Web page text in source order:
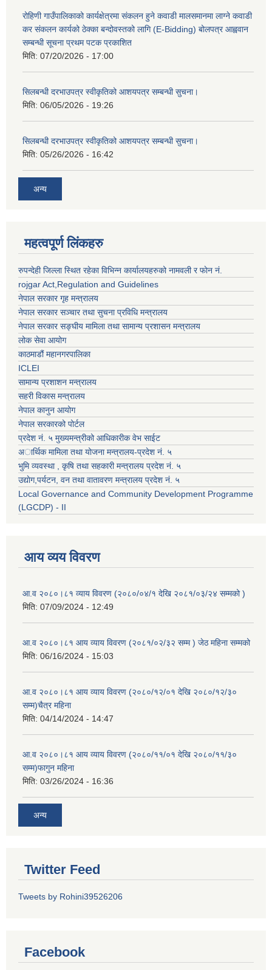
रोहिणी गाउँपालिकाको कार्यक्षेत्रमा संकलन हुने कवाडी मालसमानमा लाग्ने कवाडी
कर संकलन कार्यको ठेक्का बन्दोवस्तको लागि (E-Bidding) बोलपत्र आह्ववान
सम्बन्धी सूचना प्रथम पटक प्रकाशित
मिति: 07/20/2026 - 17:00
सिलबन्धी दरभाउपत्र स्वीकृतिको आशयपत्र सम्बन्धी सुचना।
मिति: 06/05/2026 - 19:26
सिलबन्धी दरभाउपत्र स्वीकृतिको आशयपत्र सम्बन्धी सुचना।
मिति: 05/26/2026 - 16:42
अन्य
महत्वपूर्ण लिंकहरु
रुपन्देही जिल्ला स्थित रहेका विभिन्न कार्यालयहरुको नामवली र फाेन न‌ं.
rojgar Act,Regulation and Guidelines
नेपाल सरकार गृह मन्त्रालय
नेपाल सरकार सञ्चार तथा सुचना प्रविधि मन्त्रालय
नेपाल सरकार सङ्घीय मामिला तथा सामान्य प्रशासन मन्त्रालय
लोक सेवा आयोग
काठमाडौं महानगरपालिका
ICLEI
सामान्य प्रशाशन मन्त्रालय
सहरी विकास मन्त्रालय
नेपाल कानुन आयोग
नेपाल सरकारको पोर्टल
प्रदेश नं. ५ मुख्यमन्त्रीको आधिकारीक वेभ साईट
अार्थिक मामिला तथा योजना मन्त्रालय-प्रदेश नं. ५
भुमि व्यवस्था , कृषि तथा सहकारी मन्त्रालय प्रदेश नं. ५
उद्याेग,पर्यटन, वन तथा वातावरण मन्त्रालय प्रदेश नं. ५
Local Governance and Community Development Programme
(LGCDP) - II
आय व्यय विवरण
आ.व २०८०।८१ व्याय विवरण (२०८०/०४/१ देखि २०८१/०३/२४ सम्मको )
मिति: 07/09/2024 - 12:49
आ.व २०८०।८१ आय व्याय विवरण (२०८१/०२/३२ सम्म ) जेठ महिना सम्मको
मिति: 06/16/2024 - 15:03
आ.व २०८०।८१ आय व्याय विवरण (२०८०/१२/०१ देखि २०८०/१२/३०
सम्म)चैत्र महिना
मिति: 04/14/2024 - 14:47
आ.व २०८०।८१ आय व्याय विवरण (२०८०/११/०१ देखि २०८०/११/३०
सम्म)फागुन महिना
मिति: 03/26/2024 - 16:36
अन्य
Twitter Feed
Tweets by Rohini39526206
Facebook